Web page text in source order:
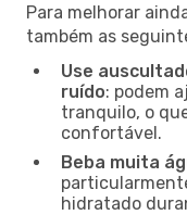
Para melhorar
também as
Use
ruído: podem
tranquilo, o
confortável.
Beba muita
hidratado